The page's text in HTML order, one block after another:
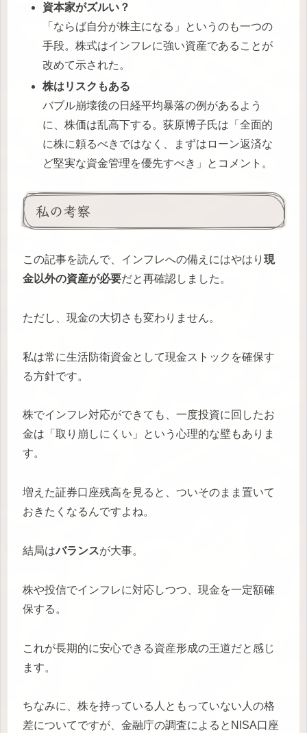
資本家がズルい？
「ならば自分が株主になる」というのも一つの
手段。株式はインフレに強い資産であることが
改めて示された。
株はリスクもある
バブル崩壊後の日経平均暴落の例があるよう
に、株価は乱高下する。荻原博子氏は「全面的
に株に頼るべきではなく、まずはローン返済な
ど堅実な資金管理を優先すべき」とコメント。
私の考察
この記事を読んで、インフレへの備えにはやはり 現
金以外の資産が必要だと再確認しました。
ただし、現金の大切さも変わりません。
私は常に生活防衛資金として現金ストックを確保す
る方針です。
株でインフレ対応ができても、一度投資に回したお
金は「取り崩しにくい」という心理的な壁もありま
す。
増えた証券口座残高を見ると、ついそのまま置いて
おきたくなるんですよね。
結局はバランスが大事。
株や投信でインフレに対応しつつ、現金を一定額確
保する。
これが長期的に安心できる資産形成の王道だと感じ
ます。
ちなみに、株を持っている人ともっていない人の格
差についてですが、金融庁の調査によるとNISA口座